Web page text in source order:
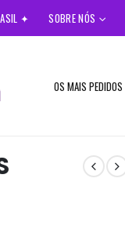
✦ SOBRE NÓS
OS MAIS PEDIDOS